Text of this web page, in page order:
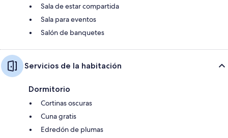
Sala de estar compartida
Sala para eventos
Salón de banquetes
Servicios de la habitación
Dormitorio
Cortinas oscuras
Cuna gratis
Edredón de plumas